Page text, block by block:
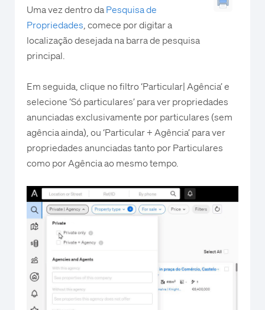
Uma vez dentro da Pesquisa de
Propriedades , comece por digitar a
localização desejada na barra de pesquisa
principal.
Em seguida, clique no filtro ‘Particular| Agência’ e
selecione ‘Só particulares’ para ver propriedades
anunciadas exclusivamente por particulares (sem
agência ainda), ou ‘Particular + Agência’ para ver
propriedades anunciadas tanto por Particulares
como por Agência ao mesmo tempo.